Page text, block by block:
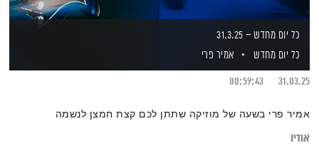
כל יום מחדש – 31.3.25
כל יום מחדש
אמיר פרי
31.03.25
00:59:43
אמיר פרי בשעה של מוזיקה שתתן לכם קצת חמצן לנשמה
אודיו